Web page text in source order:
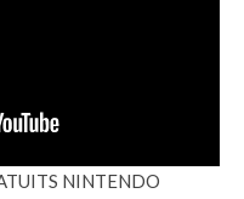
NINTENDO